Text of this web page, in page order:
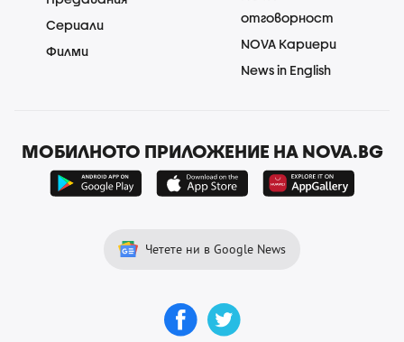
Сериали
Филми
отговорност
NOVA Кариери
News in English
МОБИЛНОТО ПРИЛОЖЕНИЕ НА NOVA.BG
Четете ни в Google News